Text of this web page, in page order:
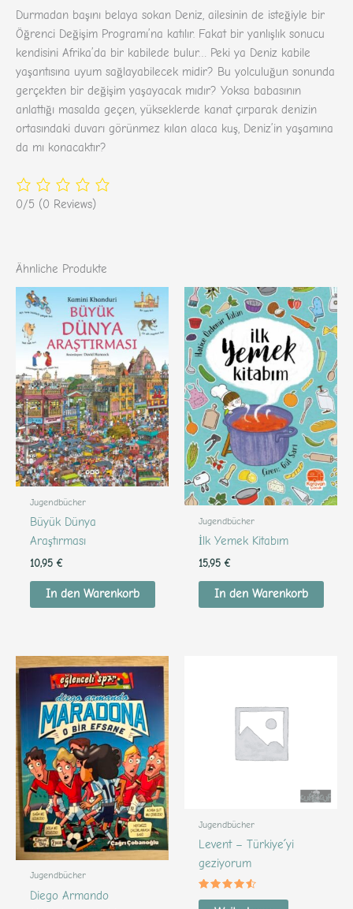
Durmadan başını belaya sokan Deniz, ailesinin de isteğiyle bir
Öğrenci Değişim Programı’na katılır. Fakat bir yanlışlık sonucu
kendisini Afrika’da bir kabilede bulur… Peki ya Deniz kabile
yaşantısına uyum sağlayabilecek midir? Bu yolculuğun sonunda
gerçekten bir değişim yaşayacak mıdır? Yoksa babasının
anlattığı masalda geçen, yükseklerde kanat çırparak denizin
ortasındaki duvarı görünmez kılan alaca kuş, Deniz’in yaşamına
da mı konacaktır?
0/5 (0 Reviews)
Ähnliche Produkte
Jugendbücher
Büyük Dünya
Araştırması
10,95 €
In den Warenkorb
Jugendbücher
İlk Yemek Kitabım
15,95 €
In den Warenkorb
Jugendbücher
Diego Armando
Jugendbücher
Levent – Türkiye´yi
geziyorum
Bewertet